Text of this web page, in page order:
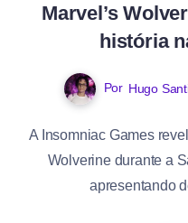
Marvel’s
história
Por Hugo
A Insomniac Games
Wolverine durante a
apresentando